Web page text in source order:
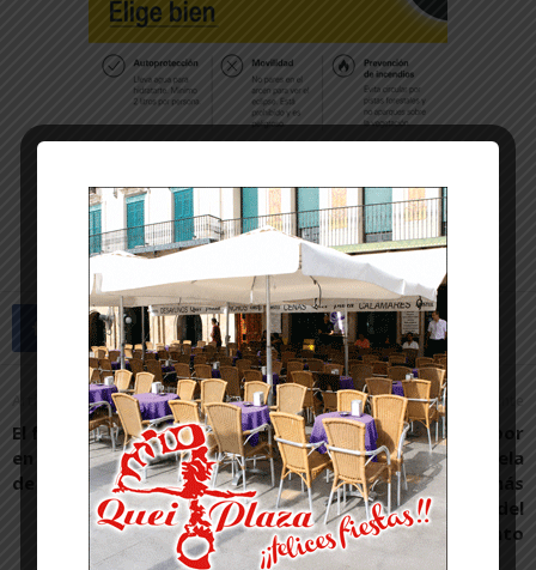
Artículo anterior
El fútbol sala base se cita
en el Torneo Nacional Villa
de Cintruénigo
Artículo siguiente
Los vecinos afectados por
el recinto ferial de Tudela
a la espera de recibir más
información por parte del
ayuntamiento